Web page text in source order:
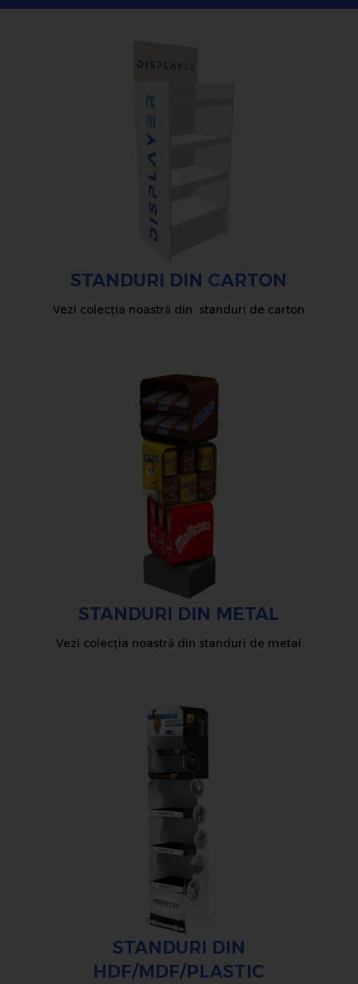
STANDURI DIN CARTON
Vezi colecția noastră din standuri de carton
STANDURI DIN METAL
Vezi colecția noastră din standuri de metal
STANDURI DIN
HDF/MDF/PLASTIC